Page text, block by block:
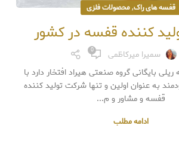
قفسه های راک,محصولات فلزی
کننده قفسه در کشور
سمیرا میرکاظمی 0
بایگانی گروه صنعتی هیراد افتخار دارد با
به عنوان اولین و تنها شرکت تولید کننده
قفسه و مشاور و م...
ادامه مطلب